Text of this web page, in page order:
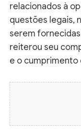
relacionados à
questões legais,
serem fornecidas
reiterou seu
e o cumprimento